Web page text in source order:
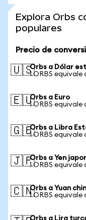
Explora Orbs
populares
Precio de
🇺🇸Orbs a Dólar
1 ORBS
🇪🇺Orbs a Euro
1 ORBS
🇬🇧Orbs a Libra
1 ORBS
🇯🇵Orbs a Yen
1 ORBS equivale
🇨🇳Orbs a Yuan
1 ORBS
Orbs a Lira